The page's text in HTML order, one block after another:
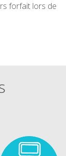
forfait lors de